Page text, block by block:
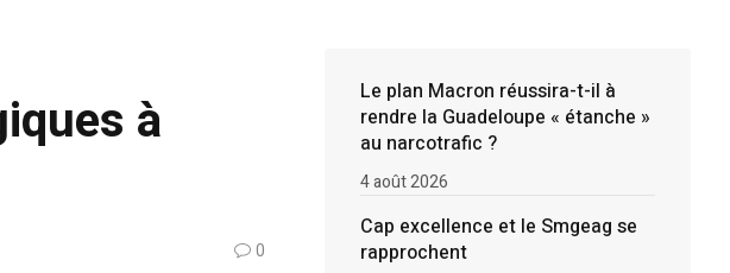
à
0
Le plan Macron réussira-t-il à
rendre la Guadeloupe « étanche »
au narcotrafic ?
4 août 2026
Cap excellence et le Smgeag se
rapprochent